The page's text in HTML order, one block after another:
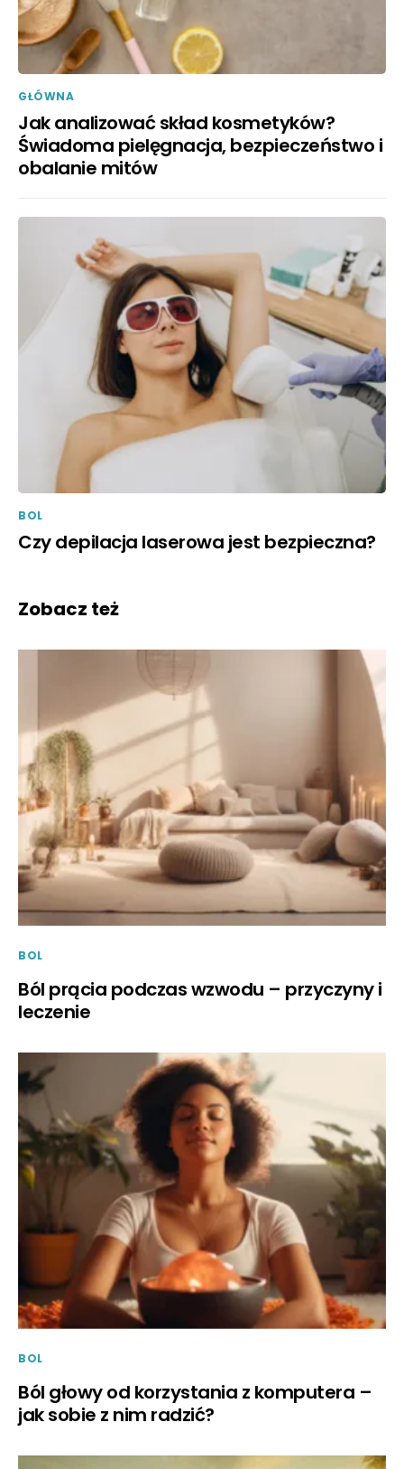
GŁÓWNA
Jak analizować skład kosmetyków?
Świadoma pielęgnacja, bezpieczeństwo i
obalanie mitów
BOL
Czy depilacja laserowa jest bezpieczna?
Zobacz też
BOL
Ból prącia podczas wzwodu – przyczyny i
leczenie
BOL
Ból głowy od korzystania z komputera –
jak sobie z nim radzić?